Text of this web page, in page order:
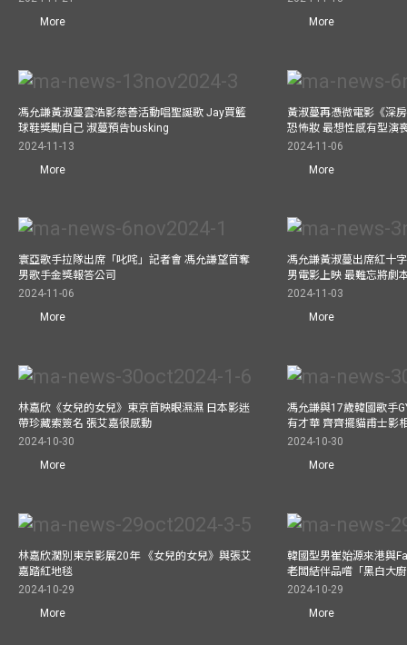
More
More
馮允謙黃淑蔓雲浩影慈善活動唱聖誕歌 Jay買籃
球鞋獎勵自己 淑蔓預告busking
2024-11-13
More
黃淑蔓再憑微電影《深
恐怖妝 最想性感有型演
2024-11-06
More
寰亞歌手拉隊出席「叱咤」記者會 馮允謙望首奪
男歌手金獎報答公司
2024-11-06
More
馮允謙黃淑蔓出席紅十
男電影上映 最難忘將劇
2024-11-03
More
林嘉欣《女兒的女兒》東京首映眼濕濕 日本影迷
帶珍藏索簽名 張艾嘉很感動
2024-10-30
More
馮允謙與17歲韓國歌手
有才華 齊齊擺貓甫士影
2024-10-30
More
林嘉欣濶別東京影展20年 《女兒的女兒》與張艾
嘉踏紅地毯
2024-10-29
More
韓國型男崔始源來港與
老闆結伴品嚐「黑白大
2024-10-29
More